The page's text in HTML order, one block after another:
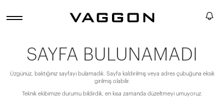
SAYFA BULUNAMADI
Üzgünüz, baktığınız sayfayı bulamadık. Sayfa kaldırılmış veya adres çubuğuna eksik
girilmiş olabilir.
Teknik ekibimize durumu bildirdik, en kısa zamanda düzeltmeyi umuyoruz.